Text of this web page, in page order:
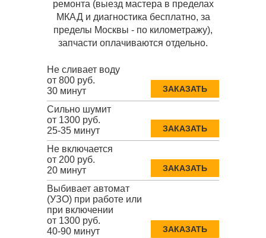
ремонта (выезд мастера в пределах
МКАД и диагностика бесплатно, за
пределы Москвы - по километражу),
запчасти оплачиваются отдельно.
Не сливает воду
от 800 руб.
30 минут
ЗАКАЗАТЬ
Сильно шумит
от 1300 руб.
25-35 минут
ЗАКАЗАТЬ
Не включается
от 200 руб.
20 минут
ЗАКАЗАТЬ
Выбивает автомат
(УЗО) при работе или
при включении
от 1300 руб.
40-90 минут
ЗАКАЗАТЬ